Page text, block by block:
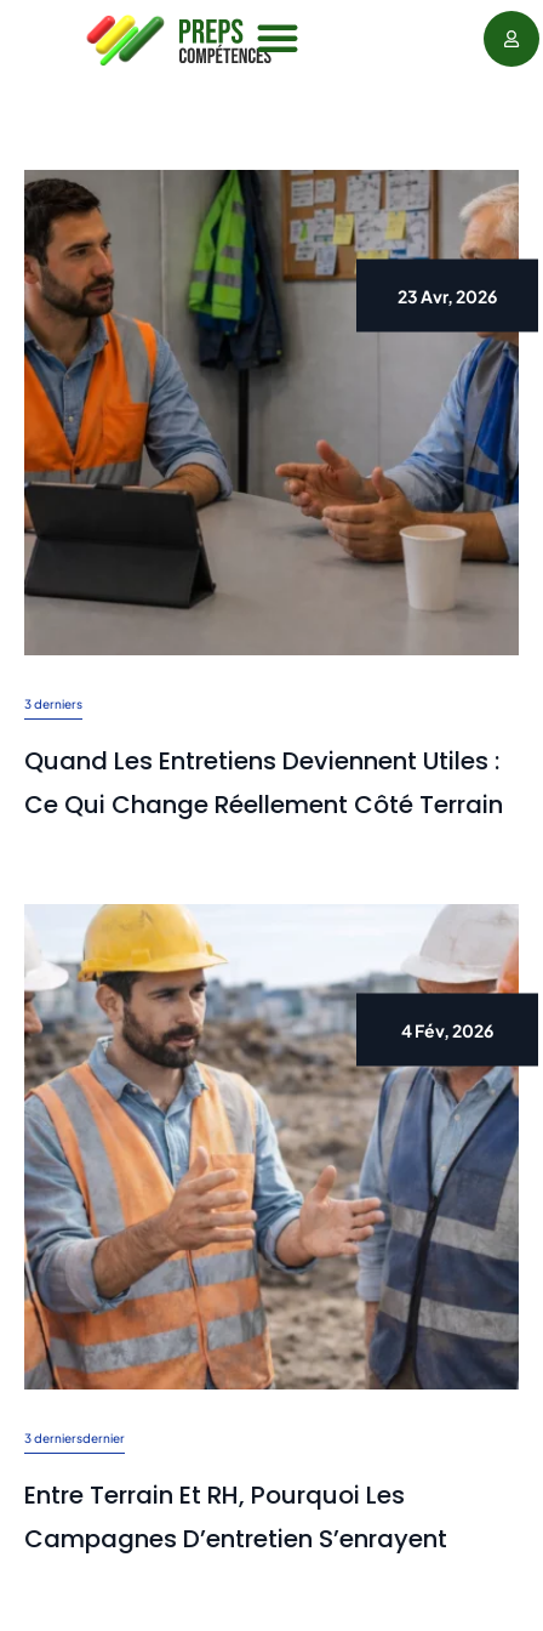
23 Avr, 2026
3 derniers
Quand Les Entretiens Deviennent Utiles :
Ce Qui Change Réellement Côté Terrain
4 Fév, 2026
3 derniersdernier
Entre Terrain Et RH, Pourquoi Les
Campagnes D’entretien S’enrayent